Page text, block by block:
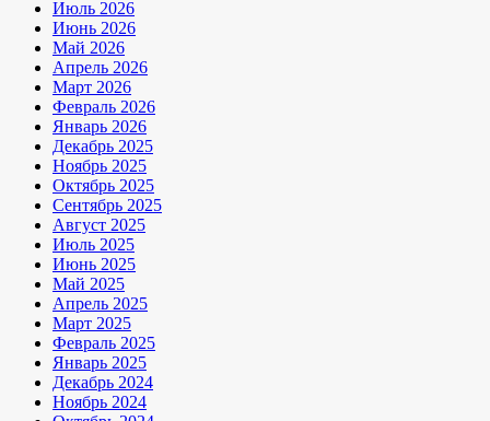
Июль 2026
Июнь 2026
Май 2026
Апрель 2026
Март 2026
Февраль 2026
Январь 2026
Декабрь 2025
Ноябрь 2025
Октябрь 2025
Сентябрь 2025
Август 2025
Июль 2025
Июнь 2025
Май 2025
Апрель 2025
Март 2025
Февраль 2025
Январь 2025
Декабрь 2024
Ноябрь 2024